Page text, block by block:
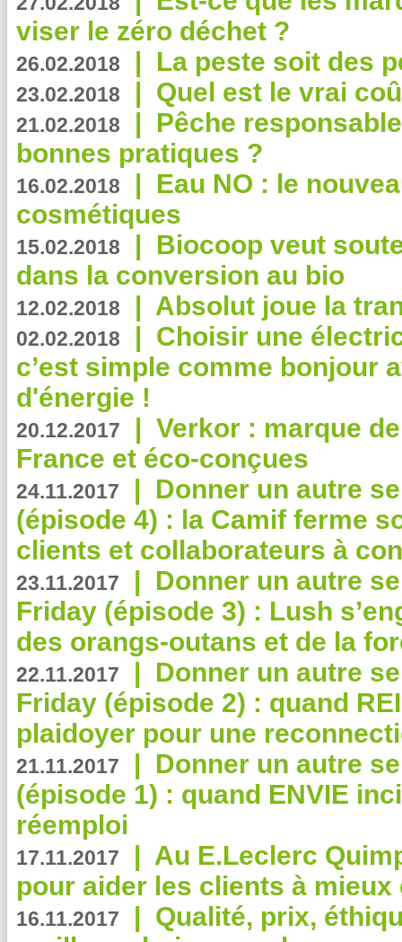
viser le zéro déchet ?
26.02.2018 | La peste soit des
23.02.2018 | Quel est le vrai
21.02.2018 | Pêche
bonnes pratiques ?
16.02.2018 | Eau NO : le
cosmétiques
15.02.2018 | Biocoop veut
dans la conversion au bio
12.02.2018 | Absolut joue la
02.02.2018 | Choisir une
c’est simple comme bonjour
d'énergie !
20.12.2017 | Verkor : marque
France et éco-conçues
24.11.2017 | Donner un autre
(épisode 4) : la Camif ferme
clients et collaborateurs à
23.11.2017 | Donner un autre
Friday (épisode 3) : Lush
des orangs-outans et de la
22.11.2017 | Donner un autre
Friday (épisode 2) : quand
plaidoyer pour une
21.11.2017 | Donner un autre
(épisode 1) : quand ENVIE
réemploi
17.11.2017 | Au E.Leclerc
pour aider les clients à
16.11.2017 | Qualité, prix,